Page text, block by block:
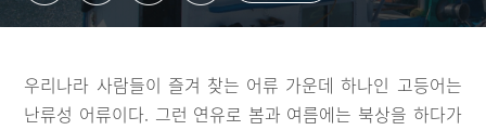
우리나라 사람들이 즐겨 찾는 어류 가운데 하나인 고등어는
난류성 어류이다. 그런 연유로 봄과 여름에는 북상을 하다가